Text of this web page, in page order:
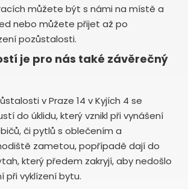
můžete být s námi na místě a
nebo můžete přijet až po
pozůstalosti.
je pro nás také závěrečný
v Praze 14 v Kyjích 4 se
do úklidu, který vznikl při vynášení
či pytlů s oblečením a
zametou, popřípadě dají do
který předem zakryjí, aby nedošlo
při vyklízení bytu.